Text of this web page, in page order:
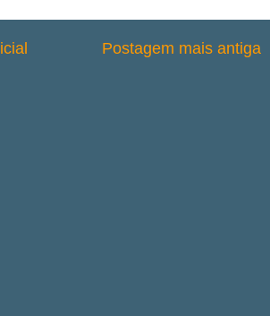
Postagem mais antiga